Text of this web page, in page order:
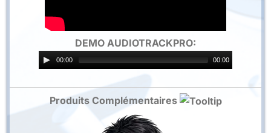
DEMO AUDIOTRACKPRO:
00:00 00:00
Produits Complémentaires